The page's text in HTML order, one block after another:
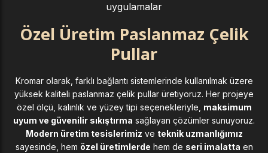
uygulamalar
Özel Üretim Paslanmaz Çelik
Pullar
Kromar olarak, farklı bağlantı sistemlerinde kullanılmak üzere
yüksek kaliteli paslanmaz çelik pullar üretiyoruz. Her projeye
özel ölçü, kalınlık ve yüzey tipi seçenekleriyle, maksimum
uyum ve güvenilir sıkıştırma sağlayan çözümler sunuyoruz.
Modern üretim tesislerimiz ve teknik uzmanlığımız
sayesinde, hem özel üretimlerde hem de seri imalatta en